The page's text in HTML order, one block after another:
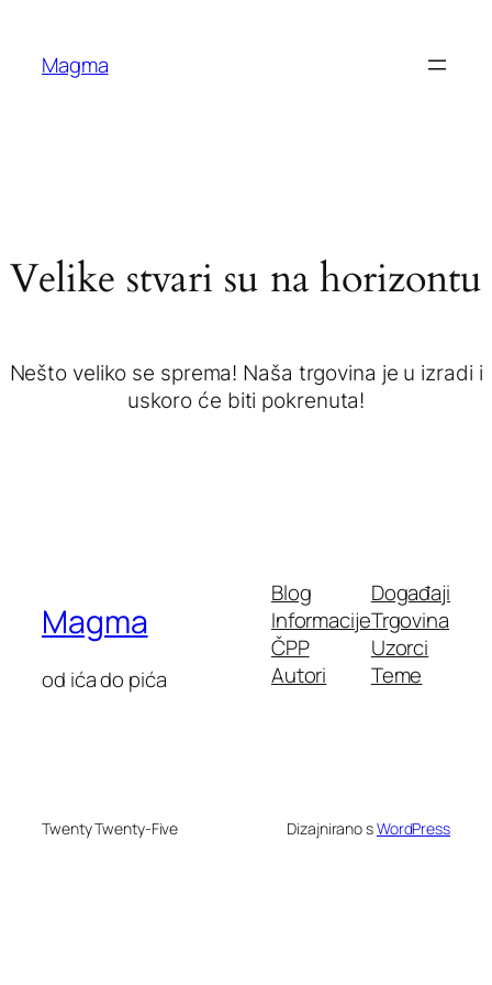
Magma
Velike stvari su na horizontu
Nešto veliko se sprema! Naša trgovina je u izradi i
uskoro će biti pokrenuta!
Magma
od ića do pića
Blog
Informacije
ČPP
Autori
Događaji
Trgovina
Uzorci
Teme
Twenty Twenty-Five Dizajnirano sWordPress